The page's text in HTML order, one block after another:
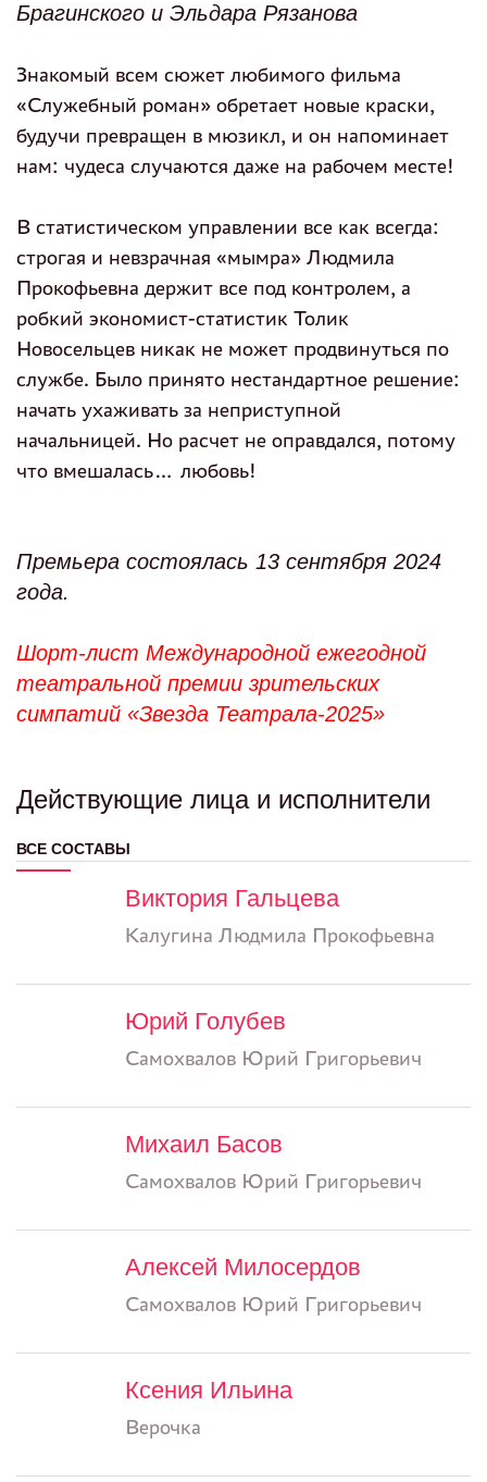
Брагинского и Эльдара Рязанова
Знакомый всем сюжет любимого фильма
«Служебный роман» обретает новые краски,
будучи превращен в мюзикл, и он напоминает
нам: чудеса случаются даже на рабочем месте!
В статистическом управлении все как всегда:
строгая и невзрачная «мымра» Людмила
Прокофьевна держит все под контролем, а
робкий экономист-статистик Толик
Новосельцев никак не может продвинуться по
службе. Было принято нестандартное решение:
начать ухаживать за неприступной
начальницей. Но расчет не оправдался, потому
что вмешалась… любовь!
Премьера состоялась 13 сентября 2024
года.
Шорт-лист Международной ежегодной
театральной премии зрительских
симпатий «Звезда Театрала-2025»
Действующие лица и исполнители
ВСЕ СОСТАВЫ
Виктория Гальцева
Калугина Людмила Прокофьевна
Юрий Голубев
Самохвалов Юрий Григорьевич
Михаил Басов
Самохвалов Юрий Григорьевич
Алексей Милосердов
Самохвалов Юрий Григорьевич
Ксения Ильина
Верочка